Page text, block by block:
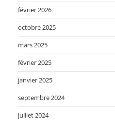
février 2026
octobre 2025
mars 2025
février 2025
janvier 2025
septembre 2024
juillet 2024